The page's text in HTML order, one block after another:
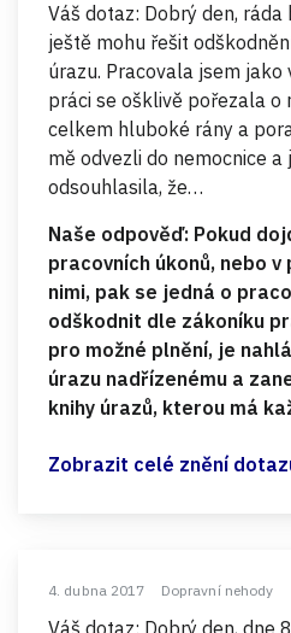
Váš dotaz: Dobrý den,
ještě mohu řešit
úrazu. Pracovala jsem jako
práci se ošklivě pořezala o
celkem hluboké rány a
mě odvezli do nemocnice
odsouhlasila, že…
Naše odpověď: Pokud
pracovních úkonů, nebo
nimi, pak se jedná o
odškodnit dle zákoníku
pro možné plnění, je
úrazu nadřízenému a
knihy úrazů, kterou má
Zobrazit celé znění
4. dubna 2017 Dopravní nehody